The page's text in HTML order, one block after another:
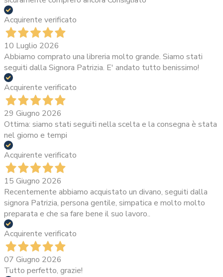
Acquirente verificato
10 Luglio 2026
Abbiamo comprato una libreria molto grande. Siamo stati
seguiti dalla Signora Patrizia. E' andato tutto benissimo!
Acquirente verificato
29 Giugno 2026
Ottima: siamo stati seguiti nella scelta e la consegna è stata
nel giorno e tempi
Acquirente verificato
15 Giugno 2026
Recentemente abbiamo acquistato un divano, seguiti dalla
signora Patrizia, persona gentile, simpatica e molto molto
preparata e che sa fare bene il suo lavoro..
Acquirente verificato
07 Giugno 2026
Tutto perfetto, grazie!